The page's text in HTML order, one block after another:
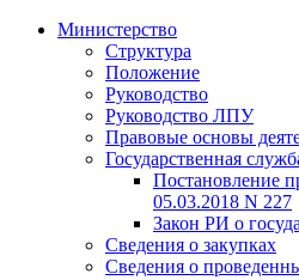
Министерство
Структура
Положение
Руководство
Руководство ЛПУ
Правовые основы
Государственная
Постановление
05.03.2018 N 227
Закон РИ о
Сведения о закупках
Сведения о